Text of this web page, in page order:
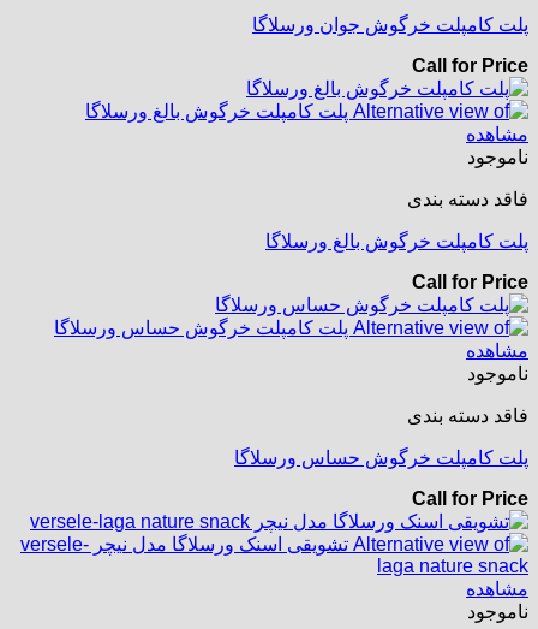
پلت کامپلت خرگوش جوان ورسلاگا
Call for Price
مشاهده
ناموجود
فاقد دسته بندی
پلت کامپلت خرگوش بالغ ورسلاگا
Call for Price
مشاهده
ناموجود
فاقد دسته بندی
پلت کامپلت خرگوش حساس ورسلاگا
Call for Price
مشاهده
ناموجود